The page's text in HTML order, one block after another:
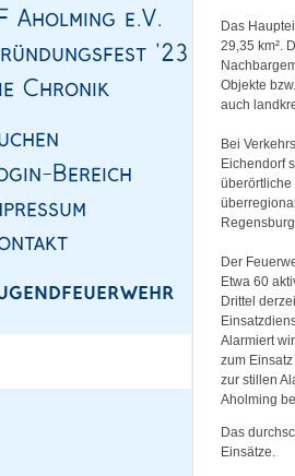
Das
29,35 km².
Objekte
auch
Bei
Eichendorf
überörtliche
Der
Etwa 60
Drittel
Alarmiert
zum
zur stillen
Aholming
Das
Einsätze.